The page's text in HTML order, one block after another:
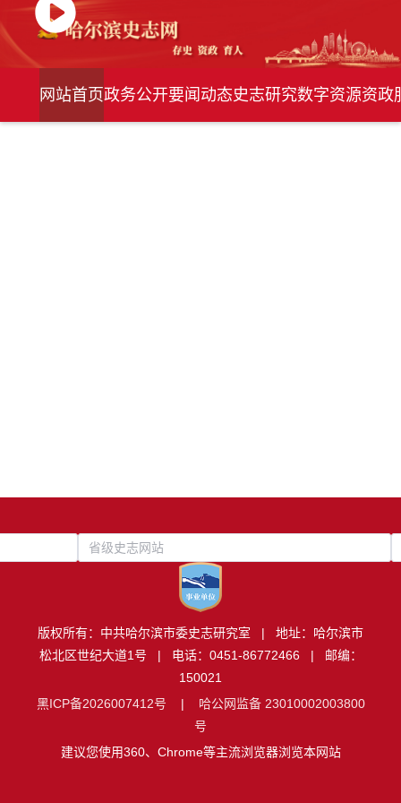
网站首页政务公开要闻动态史志研究数字资源资政
省级史志网站
版权所有：中共哈尔滨市委史志研究室 | 地址：哈尔滨市
松北区世纪大道1号 | 电话：0451-86772466 | 邮编：
150021
黑ICP备2026007412号 | 哈公网监备 23010002003800
号
建议您使用360、Chrome等主流浏览器浏览本网站